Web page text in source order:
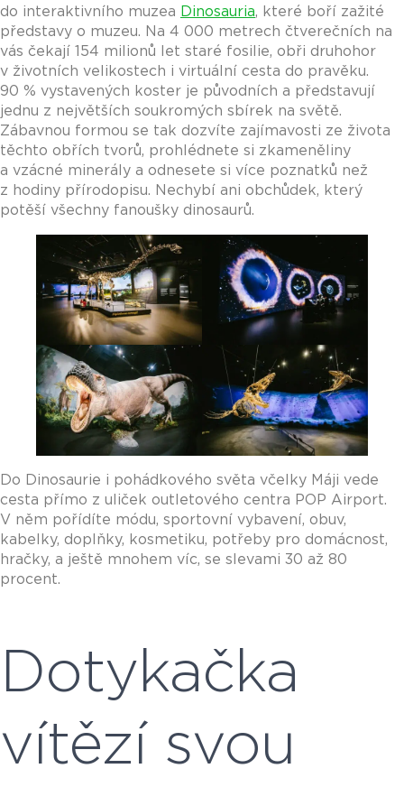
do interaktivního muzea Dinosauria, které boří zažité
představy o muzeu. Na 4 000 metrech čtverečních na
vás čekají 154 milionů let staré fosilie, obři druhohor
v životních velikostech i virtuální cesta do pravěku.
90 % vystavených koster je původních a představují
jednu z největších soukromých sbírek na světě.
Zábavnou formou se tak dozvíte zajímavosti ze života
těchto obřích tvorů, prohlédnete si zkameněliny
a vzácné minerály a odnesete si více poznatků než
z hodiny přírodopisu. Nechybí ani obchůdek, který
potěší všechny fanoušky dinosaurů.
Do Dinosaurie i pohádkového světa včelky Máji vede
cesta přímo z uliček outletového centra POP Airport.
V něm pořídíte módu, sportovní vybavení, obuv,
kabelky, doplňky, kosmetiku, potřeby pro domácnost,
hračky, a ještě mnohem víc, se slevami 30 až 80
procent.
Dotykačka
vítězí svou